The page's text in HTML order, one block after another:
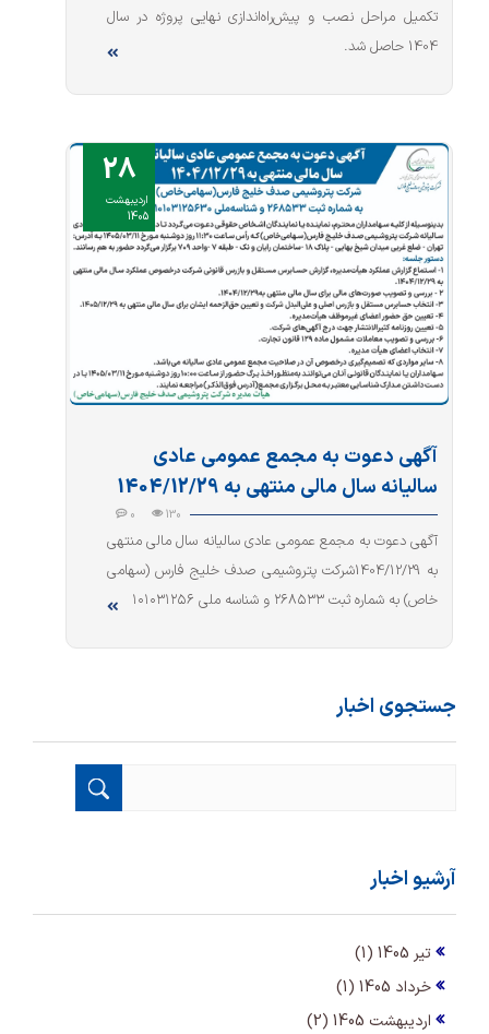
تکمیل مراحل نصب و پیش‌راه‌اندازی نهایی پروژه در سال
1404 حاصل شد.
28
اردیبهشت
1405
آگهی دعوت به مجمع عمومی عادی
سالیانه سال مالی منتهی به 1404/12/29
130
0
آگهی دعوت به مجمع عمومی عادی سالیانه سال مالی منتهی
به 1404/12/29شرکت پتروشیمی صدف خلیج فارس (سهامی
خاص) به شماره ثبت ۲۶۸۵۳۳ و شناسه ملی ۱۰۱۰۳۱۲۵۶
جستجوی اخبار
آرشیو اخبار
تیر 1405 (1)
خرداد 1405 (1)
اردیبهشت 1405 (2)